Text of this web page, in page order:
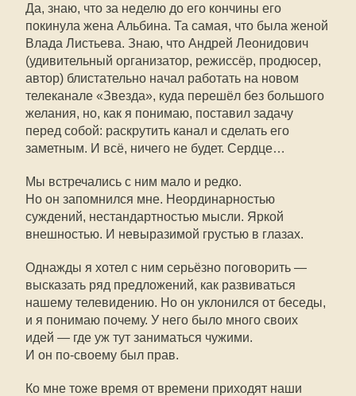
Да, знаю, что за неделю до его кончины его
покинула жена Альбина. Та самая, что была женой
Влада Листьева. Знаю, что Андрей Леонидович
(удивительный организатор, режиссёр, продюсер,
автор) блистательно начал работать на новом
телеканале «Звезда», куда перешёл без большого
желания, но, как я понимаю, поставил задачу
перед собой: раскрутить канал и сделать его
заметным. И всё, ничего не будет. Сердце…
Мы встречались с ним мало и редко.
Но он запомнился мне. Неординарностью
суждений, нестандартностью мысли. Яркой
внешностью. И невыразимой грустью в глазах.
Однажды я хотел с ним серьёзно поговорить —
высказать ряд предложений, как развиваться
нашему телевидению. Но он уклонился от беседы,
и я понимаю почему. У него было много своих
идей — где уж тут заниматься чужими.
И он по-своему был прав.
Ко мне тоже время от времени приходят наши